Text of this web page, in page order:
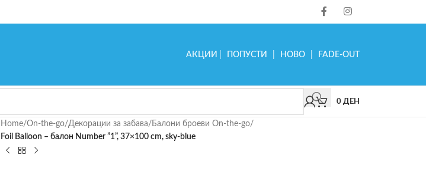
АКЦИИ ПОПУСТИ НОВО FADE-OUT
0 ДЕН
Home/On-the-go/Декорации за забава/ Балони броеви On-the-go/
Foil Balloon – балон Number ”1”, 37×100 cm, sky-blue